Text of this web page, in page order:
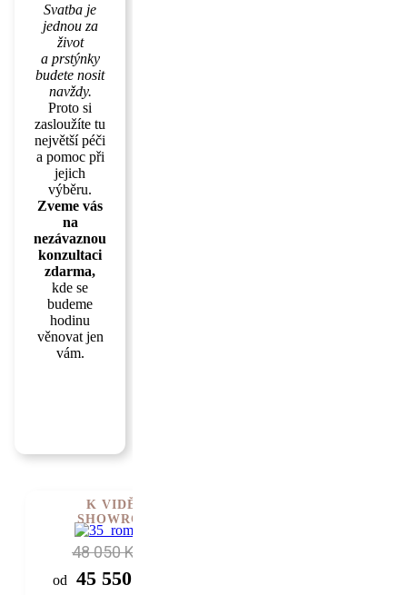
Svatba je
jednou za
život
a prstýnky
budete nosit
navždy.
Proto si
zasloužíte tu
největší péči
a pomoc při
jejich
výběru.
Zveme vás
na
nezávaznou
konzultaci
zdarma,
kde se
budeme
hodinu
věnovat jen
vám.
48 050 Kč
od 45 550 Kč
K VIDĚNÍ V
SHOWROOMU